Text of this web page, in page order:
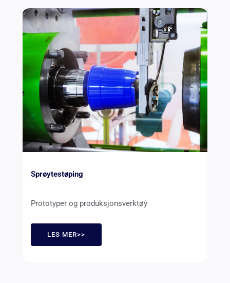
Sprøytestøping
Prototyper og produksjonsverktøy
LES MER>>